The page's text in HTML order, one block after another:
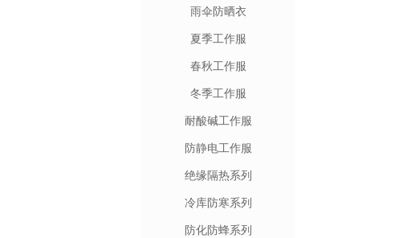
雨伞防晒衣
夏季工作服
春秋工作服
冬季工作服
耐酸碱工作服
防静电工作服
绝缘隔热系列
冷库防寒系列
防化防蜂系列